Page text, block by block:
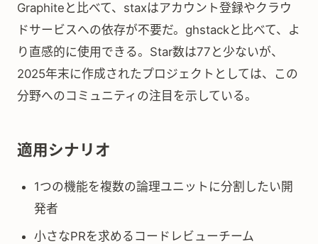
Graphiteと比べて、staxはアカウント登録やクラウ
ドサービスへの依存が不要だ。ghstackと比べて、よ
り直感的に使用できる。Star数は77と少ないが、
2025年末に作成されたプロジェクトとしては、この
分野へのコミュニティの注目を示している。
適用シナリオ
1つの機能を複数の論理ユニットに分割したい開
発者
小さなPRを求めるコードレビューチーム